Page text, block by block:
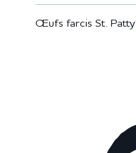
Œufs farcis St.